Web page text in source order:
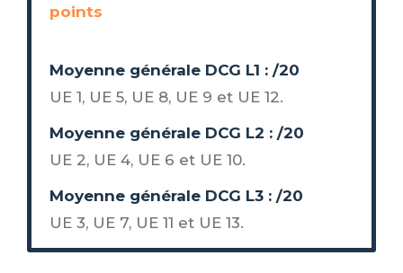
d'avance
points
Moyenne
L1
Moyenne générale DCG L1 : /20
UE 1, UE 5, UE 8, UE 9 et UE 12.
Moyenne
L2
Moyenne générale DCG L2 : /20
UE 2, UE 4, UE 6 et UE 10.
Moyenne
L3
Moyenne générale DCG L3 : /20
UE 3, UE 7, UE 11 et UE 13.